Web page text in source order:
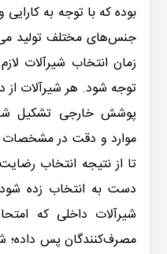
بوده که با توجه به
جنس‌های مختلف تولید
زمان انتخاب شیرآلات
توجه شود. هر شیرآلات
پوشش خارجی تشکیل
موارد و دقت در
تا از نتیجه انتخاب
دست به انتخاب زده شود.
شیرآلات داخلی که
مصرف‌کنندگان پس داده؛